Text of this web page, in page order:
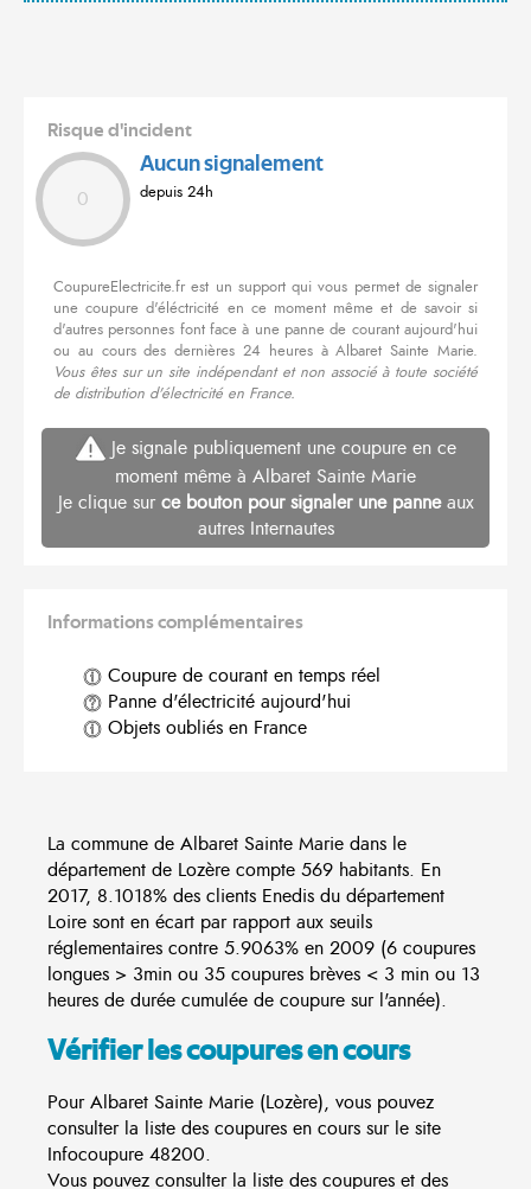
Risque d'incident
0
Aucun signalement
depuis 24h
CoupureElectricite.fr est un support qui vous permet de signaler
une coupure d'éléctricité en ce moment même et de savoir si
d'autres personnes font face à une panne de courant aujourd'hui
ou au cours des dernières 24 heures à Albaret Sainte Marie.
Vous êtes sur un site indépendant et non associé à toute société
de distribution d'électricité en France.
Je signale publiquement une coupure en ce
moment même à Albaret Sainte Marie
Je clique sur ce bouton pour signaler une panneaux
autres Internautes
Informations complémentaires
Coupure de courant en temps réel
Panne d'électricité aujourd'hui
Objets oubliés en France
La commune de Albaret Sainte Marie dans le
département de Lozère compte 569 habitants. En
2017, 8.1018% des clients Enedis du département
Loire sont en écart par rapport aux seuils
réglementaires contre 5.9063% en 2009 (6 coupures
longues > 3min ou 35 coupures brèves < 3 min ou 13
heures de durée cumulée de coupure sur l'année).
Vérifier les coupures en cours
Pour Albaret Sainte Marie (Lozère), vous pouvez
consulter la liste des coupures en cours sur le site
Infocoupure 48200.
Vous pouvez consulter la liste des coupures et des